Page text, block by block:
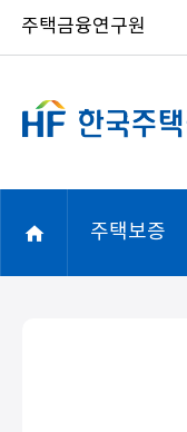
주택금융연구원
주택보증